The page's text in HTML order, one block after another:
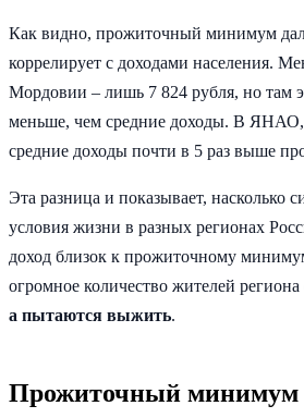
Как видно, прожиточный минимум
коррелирует с доходами населения.
Мордовии – лишь 7 824 рубля, но там
меньше, чем средние доходы. В ЯНАО,
средние доходы почти в 5 раз выше
Эта разница и показывает, насколько
условия жизни в разных регионах
доход близок к прожиточному
огромное количество жителей региона
а пытаются выжить.
Прожиточный минимум